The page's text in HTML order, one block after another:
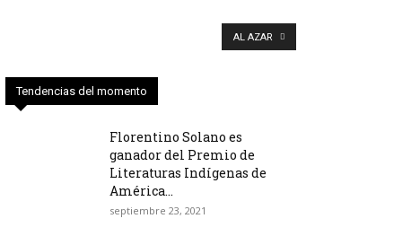
AL AZAR
Tendencias del momento
Florentino Solano es
ganador del Premio de
Literaturas Indígenas de
América...
septiembre 23, 2021